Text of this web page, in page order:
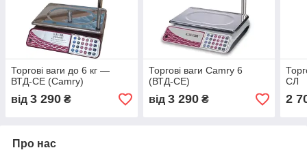
Торгові ваги до 6 кг —
ВТД-СЕ (Camry)
від 3 290 ₴
Торгові ваги Camry 6
(ВТД-СE)
від 3 290₴
СЛ
2
Про нас